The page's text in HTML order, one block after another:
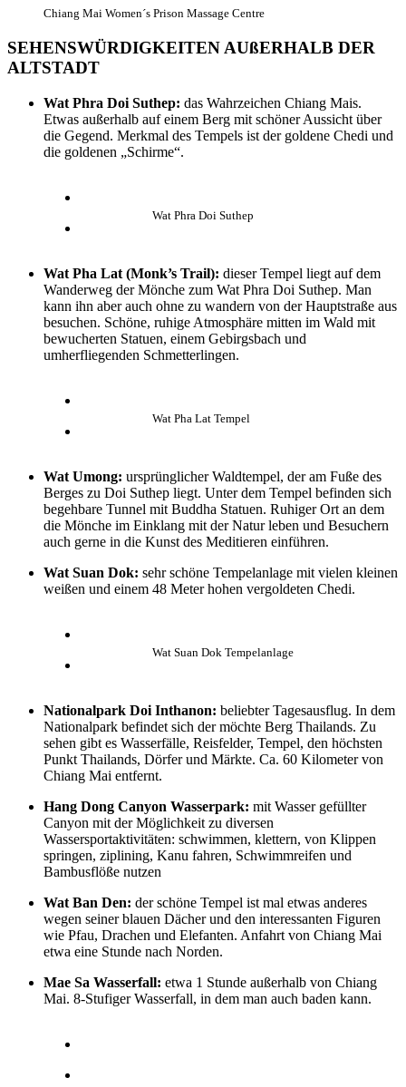
Chiang Mai Women´s Prison Massage Centre
SEHENSWÜRDIGKEITEN AUßERHALB DER
ALTSTADT
Wat Phra Doi Suthep: das Wahrzeichen Chiang Mais.
Etwas außerhalb auf einem Berg mit schöner Aussicht über
die Gegend. Merkmal des Tempels ist der goldene Chedi und
die goldenen „Schirme“.
Wat Phra Doi Suthep
Wat Pha Lat (Monk’s Trail): dieser Tempel liegt auf dem
Wanderweg der Mönche zum Wat Phra Doi Suthep. Man
kann ihn aber auch ohne zu wandern von der Hauptstraße aus
besuchen. Schöne, ruhige Atmosphäre mitten im Wald mit
bewucherten Statuen, einem Gebirgsbach und
umherfliegenden Schmetterlingen.
Wat Pha Lat Tempel
Wat Umong: ursprünglicher Waldtempel, der am Fuße des
Berges zu Doi Suthep liegt. Unter dem Tempel befinden sich
begehbare Tunnel mit Buddha Statuen. Ruhiger Ort an dem
die Mönche im Einklang mit der Natur leben und Besuchern
auch gerne in die Kunst des Meditieren einführen.
Wat Suan Dok: sehr schöne Tempelanlage mit vielen kleinen
weißen und einem 48 Meter hohen vergoldeten Chedi.
Wat Suan Dok Tempelanlage
Nationalpark Doi Inthanon: beliebter Tagesausflug. In dem
Nationalpark befindet sich der möchte Berg Thailands. Zu
sehen gibt es Wasserfälle, Reisfelder, Tempel, den höchsten
Punkt Thailands, Dörfer und Märkte. Ca. 60 Kilometer von
Chiang Mai entfernt.
Hang Dong Canyon Wasserpark: mit Wasser gefüllter
Canyon mit der Möglichkeit zu diversen
Wassersportaktivitäten: schwimmen, klettern, von Klippen
springen, ziplining, Kanu fahren, Schwimmreifen und
Bambusflöße nutzen
Wat Ban Den: der schöne Tempel ist mal etwas anderes
wegen seiner blauen Dächer und den interessanten Figuren
wie Pfau, Drachen und Elefanten. Anfahrt von Chiang Mai
etwa eine Stunde nach Norden.
Mae Sa Wasserfall: etwa 1 Stunde außerhalb von Chiang
Mai. 8-Stufiger Wasserfall, in dem man auch baden kann.